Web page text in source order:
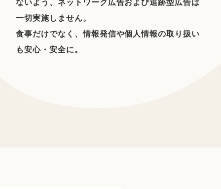
一切実施しません。
食事だけでなく、情報発信や個人情報の取り扱い
も安心・安全に。